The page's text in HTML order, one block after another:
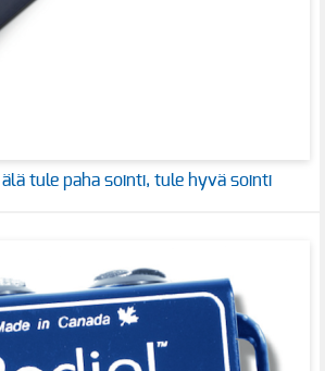
tule paha sointi, tule hyvä sointi